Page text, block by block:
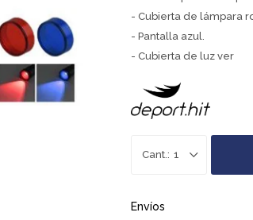
- Cubierta de lámpara
- Pantalla azul.
- Cubierta de luz ver
1
Envíos